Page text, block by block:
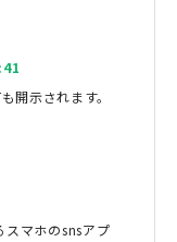
開示されます。
スマホのsnsアプ